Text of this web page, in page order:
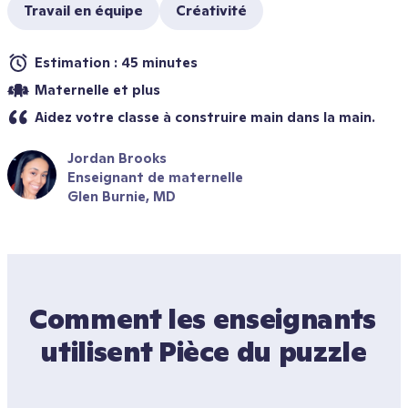
Travail en équipe Créativité
Estimation : 45 minutes
Maternelle et plus
Aidez votre classe à construire main dans la main.
Jordan Brooks
Enseignant de maternelle
Glen Burnie, MD
Comment les enseignants
utilisent Pièce du puzzle